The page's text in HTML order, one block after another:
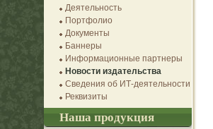
Деятельность
Портфолио
Документы
Баннеры
Информационные партнеры
Новости издательства
Сведения об ИТ-деятельности
Реквизиты
Наша продукция